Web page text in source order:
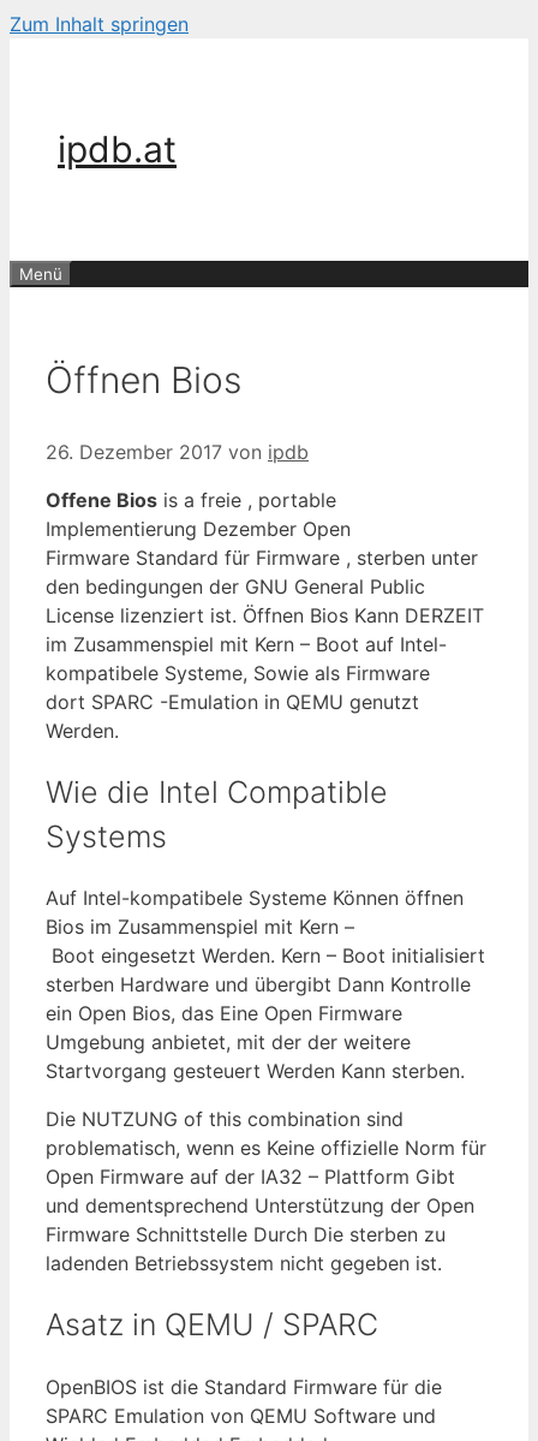
Zum Inhalt springen
ipdb.at
Menü
Öffnen Bios
26. Dezember 2017 von ipdb
Offene Bios is a freie , portable
Implementierung Dezember Open
Firmware Standard für Firmware , sterben unter
den bedingungen der GNU General Public
License lizenziert ist. Öffnen Bios Kann DERZEIT
im Zusammenspiel mit Kern – Boot auf Intel-
kompatibele Systeme, Sowie als Firmware
dort SPARC -Emulation in QEMU genutzt
Werden.
Wie die Intel Compatible
Systems
Auf Intel-kompatibele Systeme Können öffnen
Bios im Zusammenspiel mit Kern –
Boot eingesetzt Werden. Kern – Boot initialisiert
sterben Hardware und übergibt Dann Kontrolle
ein Open Bios, das Eine Open Firmware
Umgebung anbietet, mit der der weitere
Startvorgang gesteuert Werden Kann sterben.
Die NUTZUNG of this combination sind
problematisch, wenn es Keine offizielle Norm für
Open Firmware auf der IA32 – Plattform Gibt
und dementsprechend Unterstützung der Open
Firmware Schnittstelle Durch Die sterben zu
ladenden Betriebssystem nicht gegeben ist.
Asatz in QEMU / SPARC
OpenBIOS ist die Standard Firmware für die
SPARC Emulation von QEMU Software und